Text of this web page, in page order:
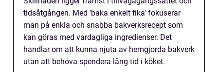
tidsåtgången. Med 'baka enkelt fika' fokuserar
man på enkla och snabba bakverksrecept som
kan göras med vardagliga ingredienser. Det
handlar om att kunna njuta av hemgjorda bakverk
utan att behöva spendera lång tid i köket.